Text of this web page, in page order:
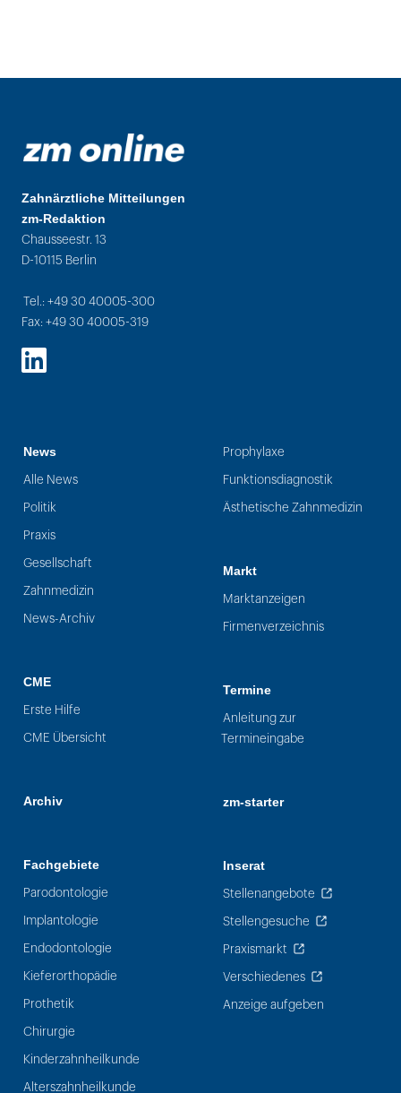
Zahnärztliche Mitteilungen
zm-Redaktion
Chausseestr. 13
D-10115 Berlin
Tel.: +49 30 40005-300
Fax: +49 30 40005-319
LinkedIn
News
Alle News
Politik
Praxis
Gesellschaft
Zahnmedizin
News-Archiv
CME
Erste Hilfe
CME Übersicht
Archiv
Fachgebiete
Parodontologie
Implantologie
Endodontologie
Kieferorthopädie
Prothetik
Chirurgie
Kinderzahnheilkunde
Alterszahnheilkunde
Prophylaxe
Funktionsdiagnostik
Ästhetische Zahnmedizin
Markt
Marktanzeigen
Firmenverzeichnis
Termine
Anleitung zur
Termineingabe
zm-starter
Inserat
Stellenangebote
Stellengesuche
Praxismarkt
Verschiedenes
Anzeige aufgeben